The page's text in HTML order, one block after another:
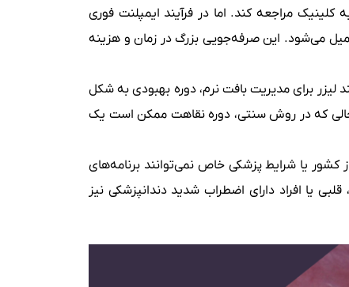
بار یا حتی بیشتر در طول چندین ماه به کلینیک مراجعه کند. اما در فرآیند ایمپلنت فوری
نهایی) تکمیل می‌شود. این صرفه‌جویی بزرگ در زمان و هزینه
لیزر برای مدیریت بافت نرم، دوره بهبودی به شکل
حالی که در روش سنتی، دوره نقاهت ممکن است یک
کشور یا شرایط پزشکی خاص نمی‌توانند برنامه‌های
یا افراد دارای اضطراب شدید دندانپزشکی نیز